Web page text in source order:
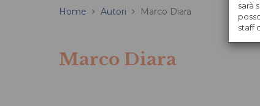
Home Autori Marco Diara
Marco Diara
sarà
staff